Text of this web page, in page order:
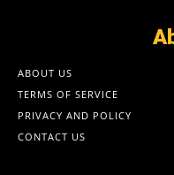
ABOUT US
TERMS OF SERVICE
PRIVACY AND POLICY
CONTACT US